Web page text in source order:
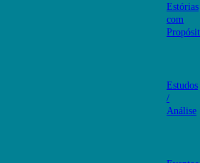
Estórias
com
Estudos
/
Análise